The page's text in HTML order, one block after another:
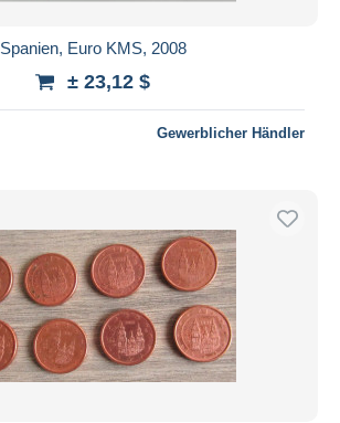
Spanien, Euro KMS, 2008
± 23,12 $
Gewerblicher Händler